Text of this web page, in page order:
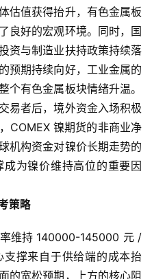
估值获得抬升，有色金属板
良好的宏观环境。同时，国
资与制造业扶持政策持续落
预期持续向好，工业金属的
个有色金属板块情绪升温。
易者后，境外资金入场积极
COMEX 镍期货的非商业净
机构资金对镍价长期走势的
为镍价维持高位的重要因
策略
维持 140000-145000 元 /
撑来自于供给端的成本抬
的宽松预期，上方的核心阻